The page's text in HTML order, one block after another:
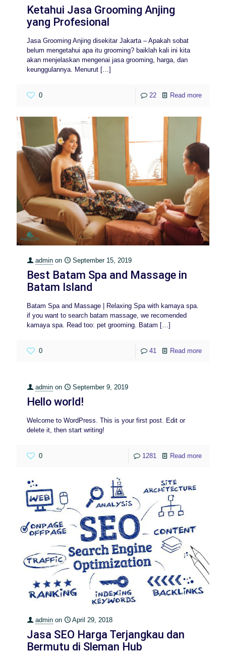
Ketahui Jasa Grooming Anjing
yang Profesional
Jasa Grooming Anjing disekitar Jakarta – Apakah sobat
belum mengetahui apa itu grooming? baiklah kali ini kita
akan menjelaskan mengenai jasa grooming, harga, dan
keunggulannya. Menurut […]
0 22 Read more
admin on September 15, 2019
Best Batam Spa and Massage in
Batam Island
Batam Spa and Massage | Relaxing Spa with kamaya spa.
if you want to search batam massage, we recomended
kamaya spa. Read too: pet grooming. Batam […]
0 41 Read more
admin on September 9, 2019
Hello world!
Welcome to WordPress. This is your first post. Edit or
delete it, then start writing!
0 1281 Read more
admin on April 29, 2018
Jasa SEO Harga Terjangkau dan
Bermutu di Sleman Hub